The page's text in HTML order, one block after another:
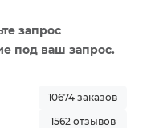
запрос
под ваш запрос.
10674 заказов
1562 отзывов